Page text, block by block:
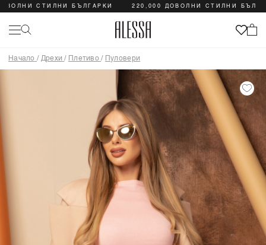
СТИЛНИ БЪЛГАРКИ 220,000 ДОВОЛНИ СТИЛНИ
Начало / Дрехи / Плетиво / Пуловери